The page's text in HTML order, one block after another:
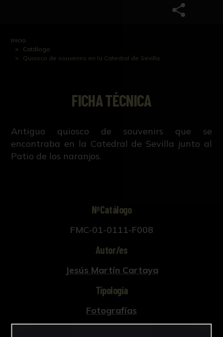
Inicio
Catálogo
Quiosco de souvenirs en la Catedral de Sevilla
FICHA TÉCNICA
Antiguo quiosco de souvenirs que se
encontraba en la Catedral de Sevilla junto al
Patio de los naranjos.
NºCatálogo
FMC-01-0111-F008
Autor/es
Jesús Martín Cartaya
Tipología
Fotografías